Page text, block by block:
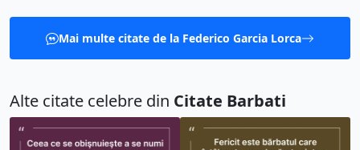
Mai multe citate de la Federico Garcia Lorca
Alte citate celebre din Citate Barbati